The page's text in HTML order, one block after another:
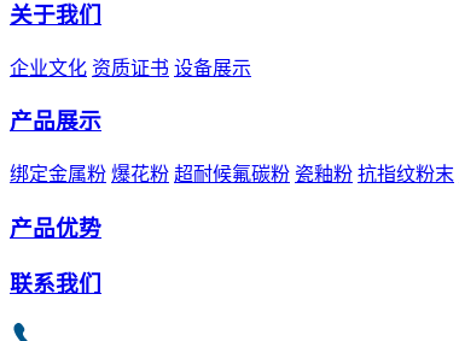
关于我们
企业文化 资质证书 设备展示
产品展示
绑定金属粉 爆花粉 超耐候氟碳粉 瓷釉粉 抗指纹粉末
产品优势
联系我们